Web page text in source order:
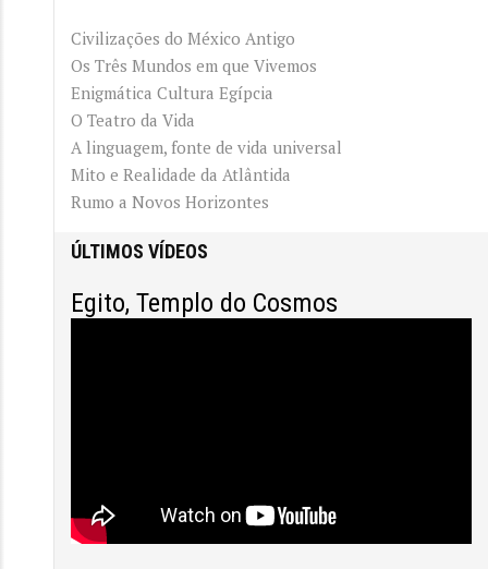
Civilizações do México Antigo
Os Três Mundos em que Vivemos
Enigmática Cultura Egípcia
O Teatro da Vida
A linguagem, fonte de vida universal
Mito e Realidade da Atlântida
Rumo a Novos Horizontes
ÚLTIMOS VÍDEOS
Egito, Templo do Cosmos